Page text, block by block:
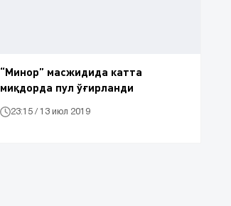
“Минор” масжидида катта
миқдорда пул ўғирланди
23:15 / 13 июл 2019